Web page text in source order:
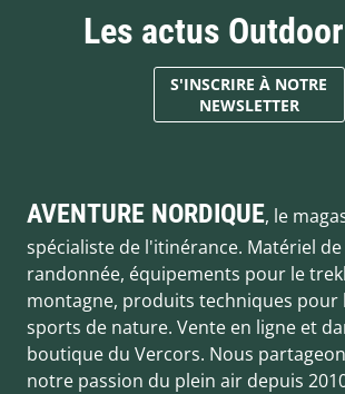
Les actus
S'INSCRIRE À NOTRE
NEWSLETTER
AVENTURE NORDIQUE, le
spécialiste de l'itinérance. Matériel
randonnée, équipements pour le
montagne, produits techniques pour
sports de nature. Vente en ligne et
boutique du Vercors. Nous
notre passion du plein air depuis